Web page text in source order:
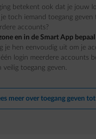
betekent ook dat je jouw
toch iemand toegang
accounts?
en in de Smart App
je hen eenvoudig uit om je
login meerdere accounts
veilig toegang geven.
meer over toegang geven